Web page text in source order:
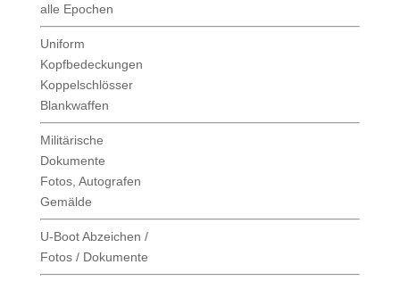
alle Epochen
Uniform
Kopfbedeckungen
Koppelschlösser
Blankwaffen
Militärische
Dokumente
Fotos, Autografen
Gemälde
U-Boot Abzeichen /
Fotos / Dokumente